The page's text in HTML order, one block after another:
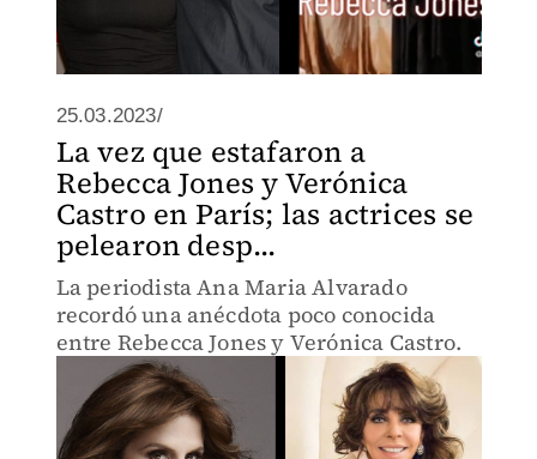
25.03.2023/
La vez que estafaron a
Rebecca Jones y Verónica
Castro en París; las actrices se
pelearon desp...
La periodista Ana Maria Alvarado
recordó una anécdota poco conocida
entre Rebecca Jones y Verónica Castro.